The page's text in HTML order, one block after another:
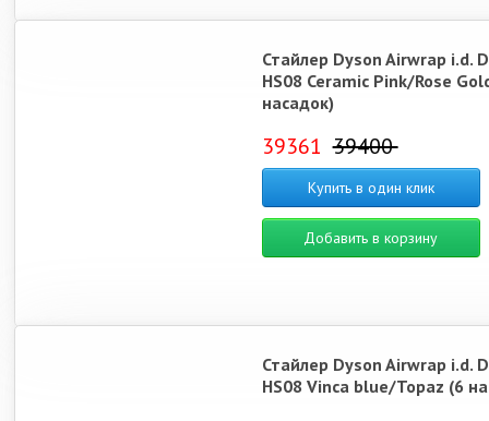
Стайлер Dyson Airwrap i.d.
HS08 Ceramic Pink/Rose
насадок)
39361 39400
Купить в один клик
Добавить в корзину
Стайлер Dyson Airwrap i.d.
HS08 Vinca blue/Topaz (6